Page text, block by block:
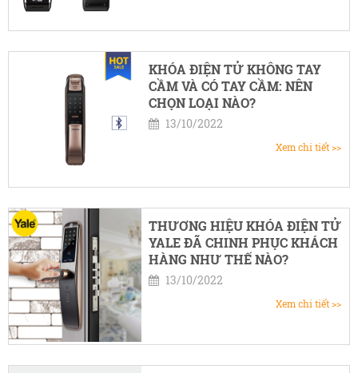
KHÓA ĐIỆN TỬ KHÔNG TAY
CẦM VÀ CÓ TAY CẦM: NÊN
CHỌN LOẠI NÀO?
13/10/2022
Xem chi tiết >>
THƯƠNG HIỆU KHÓA ĐIỆN TỬ
YALE ĐÃ CHINH PHỤC KHÁCH
HÀNG NHƯ THẾ NÀO?
13/10/2022
Xem chi tiết >>